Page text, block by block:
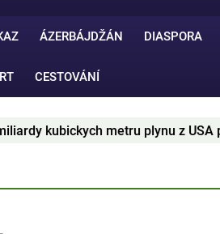
ÁZERBÁJDŽÁN DIASPORA
CESTOVÁNÍ
metru plynu z USA po dobu